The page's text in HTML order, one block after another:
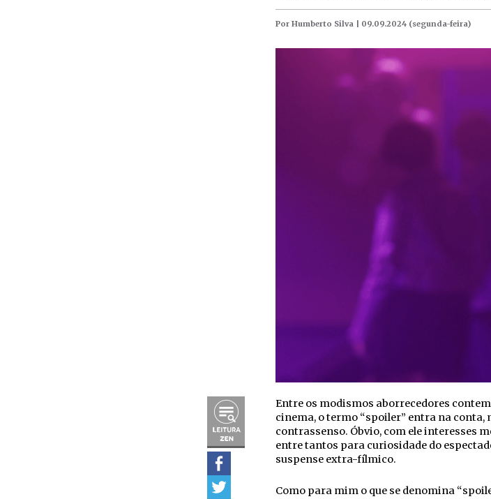
Por Humberto Silva | 09.09.2024 (segunda-feira)
Entre os modismos aborrecedores
cinema, o termo “spoiler” entra na conta,
contrassenso. Óbvio, com ele interesses
entre tantos para curiosidade do
suspense extra-fílmico.
Como para mim o que se denomina